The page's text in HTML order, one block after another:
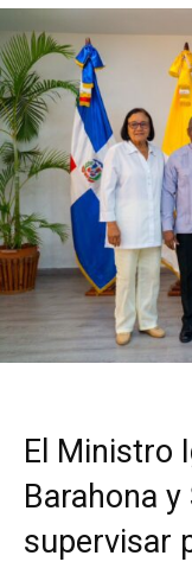
El Ministro
Barahona
supervisar